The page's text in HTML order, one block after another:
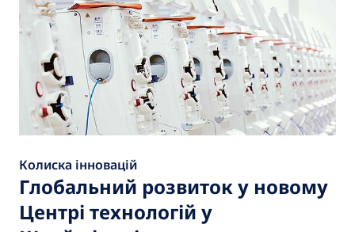
Колиска інновацій
Глобальний розвиток у новому
Центрі технологій у